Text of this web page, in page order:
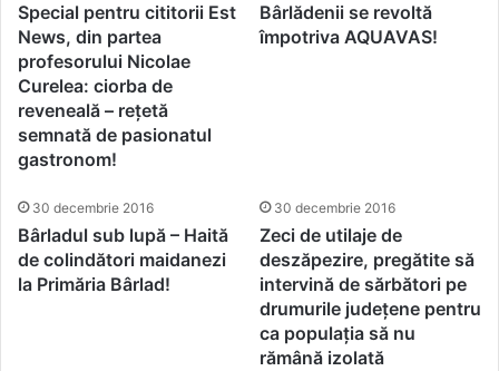
Special pentru cititorii Est
News, din partea
profesorului Nicolae
Curelea: ciorba de
reveneală – rețetă
semnată de pasionatul
gastronom!
Bârlădenii se revoltă
împotriva AQUAVAS!
30 decembrie 2016
Bârladul sub lupă – Haită
de colindători maidanezi
la Primăria Bârlad!
30 decembrie 2016
Zeci de utilaje de
deszăpezire, pregătite să
intervină de sărbători pe
drumurile județene pentru
ca populația să nu
rămână izolată